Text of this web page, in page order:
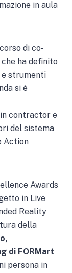
in aula
di co-
che ha definito
strumenti
si è
contractor e
del sistema
Action
Awards
in Live
Reality
della
di FORMart
persona in